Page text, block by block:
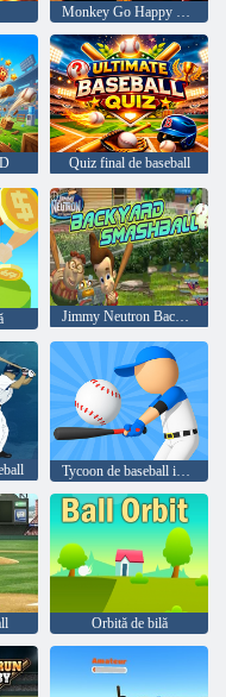
Monkey Go Happy Etapa 1046
Quiz final de baseball
Jimmy Neutron Backyard Smashball
Tycoon de baseball inactiv
Orbită de bilă